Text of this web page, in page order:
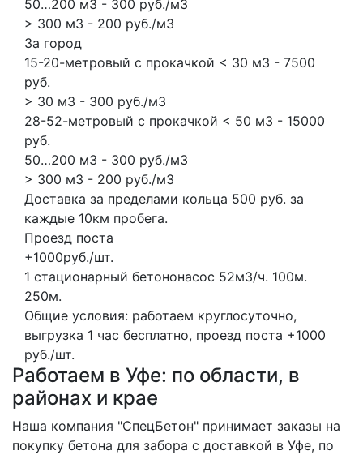
50…200 м3 - 300 руб./м3
> 300 м3 - 200 руб./м3
За город
15-20-метровый с прокачкой < 30 м3 - 7500
руб.
> 30 м3 - 300 руб./м3
28-52-метровый с прокачкой < 50 м3 - 15000
руб.
50…200 м3 - 300 руб./м3
> 300 м3 - 200 руб./м3
Доставка за пределами кольца 500 руб. за
каждые 10км пробега.
Проезд поста
+1000руб./шт.
1 стационарный бетононасос 52м3/ч. 100м.
250м.
Общие условия: работаем круглосуточно,
выгрузка 1 час бесплатно, проезд поста +1000
руб./шт.
Работаем в Уфе: по области, в
районах и крае
Наша компания "СпецБетон" принимает заказы на
покупку бетона для забора с доставкой в Уфе, по